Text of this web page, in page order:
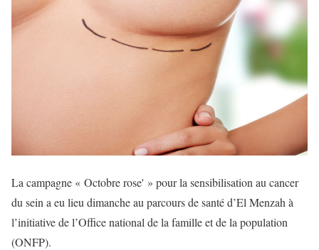
La campagne « Octobre rose' » pour la sensibilisation au cancer
du sein a eu lieu dimanche au parcours de santé d’El Menzah à
l’initiative de l’Office national de la famille et de la population
(ONFP).